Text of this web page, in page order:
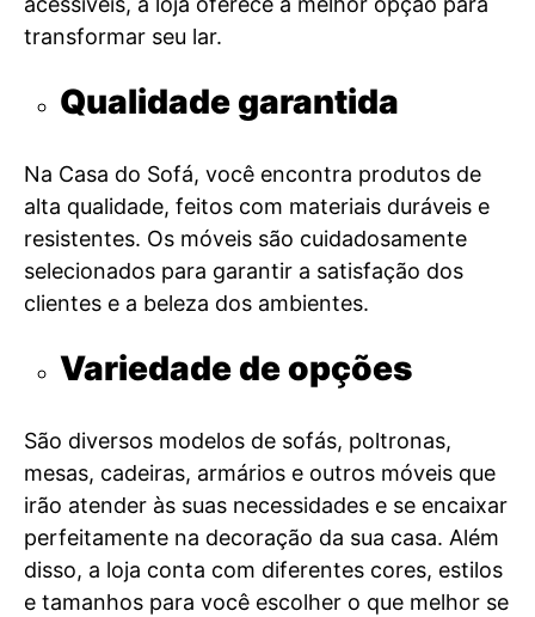
transformar seu lar.
Qualidade garantida
Na Casa do Sofá, você encontra produtos de
alta qualidade, feitos com materiais duráveis e
resistentes. Os móveis são cuidadosamente
selecionados para garantir a satisfação dos
clientes e a beleza dos ambientes.
Variedade de opções
São diversos modelos de sofás, poltronas,
mesas, cadeiras, armários e outros móveis que
irão atender às suas necessidades e se encaixar
perfeitamente na decoração da sua casa. Além
disso, a loja conta com diferentes cores, estilos
e tamanhos para você escolher o que melhor se